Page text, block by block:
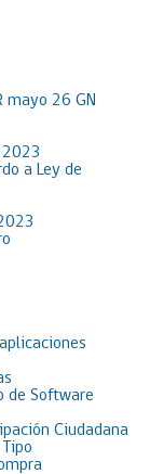
mayo 26 GN
2023
a Ley de
de Software
Ciudadana